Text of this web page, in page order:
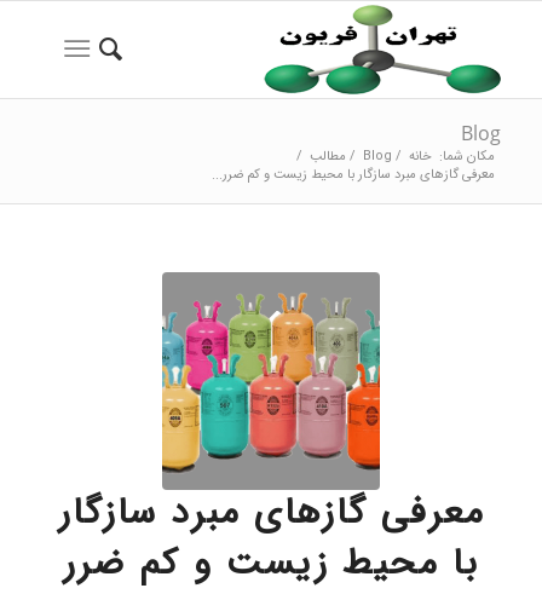
Blog
مکان شما: خانه /
Blog
/ مطالب /
معرفی گازهای مبرد سازگار با محیط زیست و کم‌ ضرر...
معرفی گازهای مبرد سازگار
با محیط زیست و کم‌ ضرر